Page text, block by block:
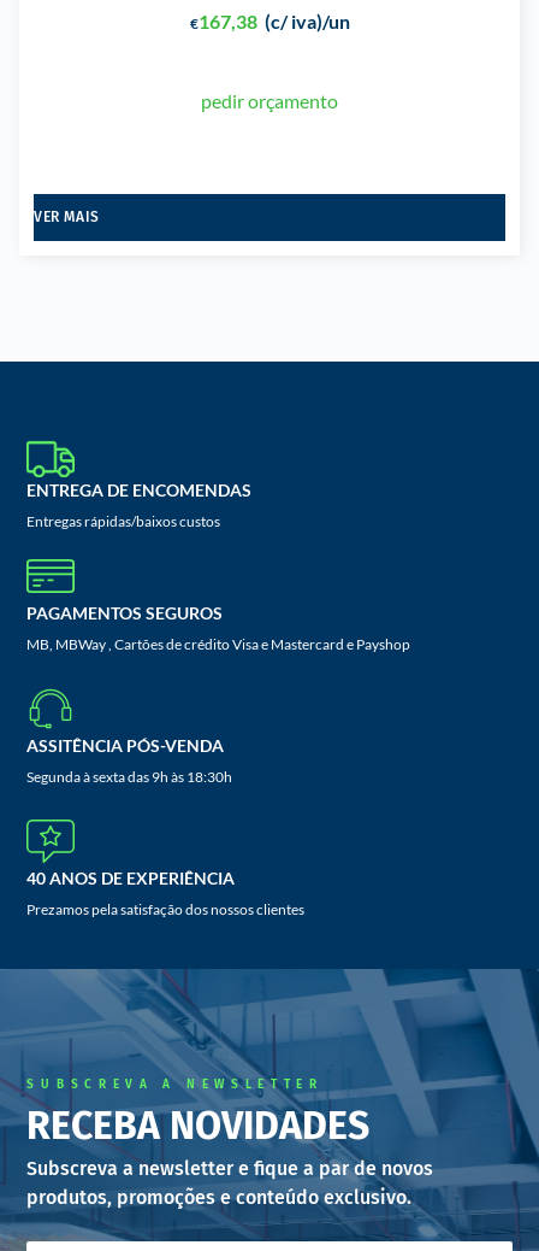
€167,38 (c/ iva)/un
pedir orçamento
VER MAIS
ENTREGA DE ENCOMENDAS
Entregas rápidas/baixos custos
PAGAMENTOS SEGUROS
MB, MBWay , Cartões de crédito Visa e Mastercard e Payshop
ASSITÊNCIA PÓS-VENDA
Segunda à sexta das 9h às 18:30h
40 ANOS DE EXPERIÊNCIA
Prezamos pela satisfação dos nossos clientes
SUBSCREVA A NEWSLETTER
RECEBA NOVIDADES
Subscreva a newsletter e fique a par de novos
produtos, promoções e conteúdo exclusivo.